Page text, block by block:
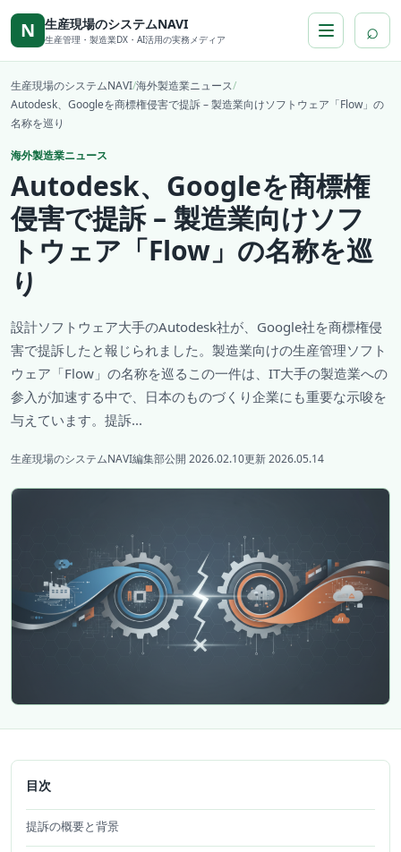
本文へ移動
N 生産現場のシステムNAVI
生産管理・製造業DX・AI活用の実務メディア ⌕
生産現場のシステムNAVI/海外製造業ニュース/
Autodesk、Googleを商標権侵害で提訴 – 製造業向けソフトウェア「Flow」の
名称を巡り
海外製造業ニュース
Autodesk、Googleを商標権
侵害で提訴 – 製造業向けソフ
トウェア「Flow」の名称を巡
り
設計ソフトウェア大手のAutodesk社が、Google社を商標権侵
害で提訴したと報じられました。製造業向けの生産管理ソフト
ウェア「Flow」の名称を巡るこの一件は、IT大手の製造業への
参入が加速する中で、日本のものづくり企業にも重要な示唆を
与えています。提訴...
生産現場のシステムNAVI編集部公開 2026.02.10更新 2026.05.14
目次
提訴の概要と背景